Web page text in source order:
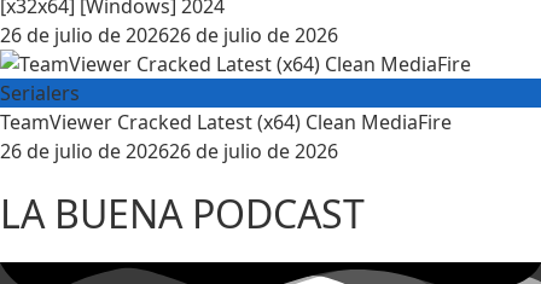
[x32x64] [Windows] 2024
26 de julio de 202626 de julio de 2026
Serialers
TeamViewer Cracked Latest (x64) Clean MediaFire
26 de julio de 202626 de julio de 2026
LA BUENA PODCAST